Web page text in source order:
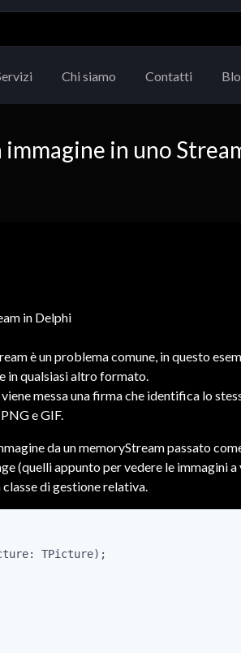
Chi siamo Contatti
in uno
è un problema comune, in questo
in qualsiasi altro formato.
messa una firma che identifica lo
e GIF.
da un memoryStream passato
(quelli appunto per vedere le immagini
di gestione relativa.
TPicture);